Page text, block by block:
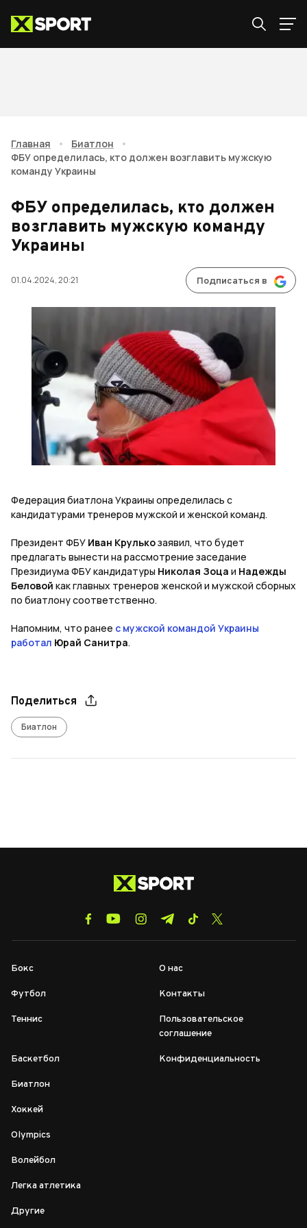
Главная • Биатлон
•
ФБУ определилась, кто должен возглавить мужскую
команду Украины
ФБУ определилась, кто должен
возглавить мужскую команду
Украины
01.04.2024, 20:21 Подписаться в
Федерация биатлона Украины определилась с
кандидатурами тренеров мужской и женской команд.
Президент ФБУ Иван Крулькозаявил, что будет
предлагать вынести на рассмотрение заседание
Президиума ФБУ кандидатуры Николая Зоца и Надежды
Беловой как главных тренеров женской и мужской сборных
по биатлону соответственно.
Напомним, что ранее с мужской командой Украины
работал Юрай Санитра.
Поделиться
Биатлон
Бокс
Футбол
Теннис
Баскетбол
Биатлон
Хоккей
Olympics
Волейбол
Легка атлетика
Другие
О нас
Контакты
Пользовательское
соглашение
Конфиденциальность